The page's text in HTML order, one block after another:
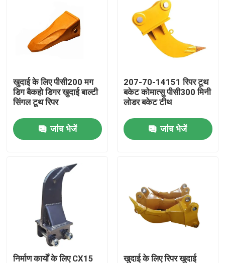
हमारे बारे में
गुणवत्ता नियंत्रण
संपर्क करें
एक उद्धरण का अनुरोध करें
कोमात्सु खुदाई बाल्टी दांत
खुदाई करने वाला दांत
खुदाई के लिए पीसी200 मग
डिग बैकहो डिगर खुदाई बाल्टी
सिंगल टूथ रिपर
जांच भेजें
207-70-14151 रिपर टूथ
बकेट कोमात्सु पीसी300 मिनी
लोडर बकेट टीथ
जांच भेजें
निर्माण कार्यों के लिए CX15 खुदाई के लिए रिपर खुदाई